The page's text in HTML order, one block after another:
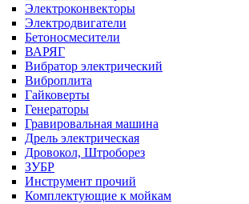
Электроконвекторы
Электродвигатели
Бетоносмесители
ВАРЯГ
Вибратор электрический
Виброплита
Гайковерты
Генераторы
Гравировальная машина
Дрель электрическая
Дровокол, Штроборез
ЗУБР
Инструмент прочий
Комплектующие к мойкам